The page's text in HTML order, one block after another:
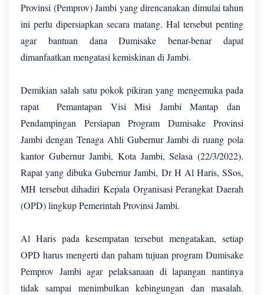
Provinsi (Pemprov) Jambi yang direncanakan dimulai tahun
ini perlu dipersiapkan secara matang. Hal tersebut penting
agar bantuan dana Dumisake benar-benar dapat
dimanfaatkan mengatasi kemiskinan di Jambi.
Demikian salah satu pokok pikiran yang mengemuka pada
rapat Pemantapan Visi Misi Jambi Mantap dan
Pendampingan Persiapan Program Dumisake Provinsi
Jambi dengan Tenaga Ahli Gubernur Jambi di ruang pola
kantor Gubernur Jambi, Kota Jambi, Selasa (22/3/2022).
Rapat yang dibuka Gubernur Jambi, Dr H Al Haris, SSos,
MH tersebut dihadiri Kepala Organisasi Perangkat Daerah
(OPD) lingkup Pemerintah Provinsi Jambi.
Al Haris pada kesempatan tersebut mengatakan, setiap
OPD harus mengerti dan paham tujuan program Dumisake
Pemprov Jambi agar pelaksanaan di lapangan nantinya
tidak sampai menimbulkan kebingungan dan masalah.